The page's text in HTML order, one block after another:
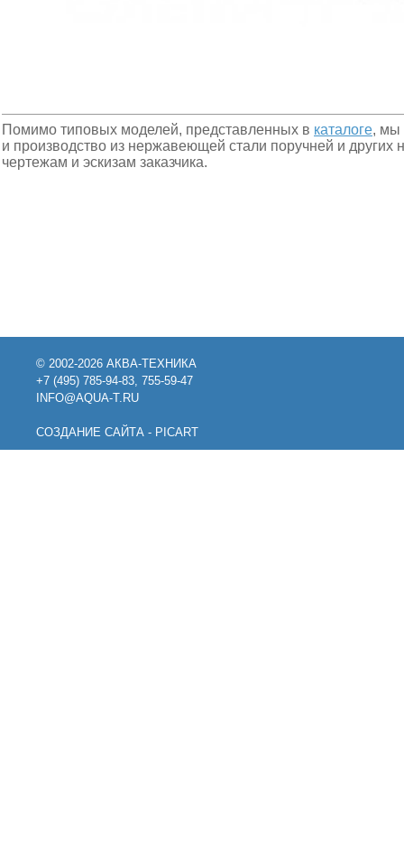
Помимо типовых моделей, представленных в каталоге, мы
и производство из нержавеющей стали поручней и других
чертежам и эскизам заказчика.
© 2002-2026 АКВА-ТЕХНИКА
+7 (495) 785-94-83, 755-59-47
INFO@AQUA-T.RU
СОЗДАНИЕ САЙТА - PICART